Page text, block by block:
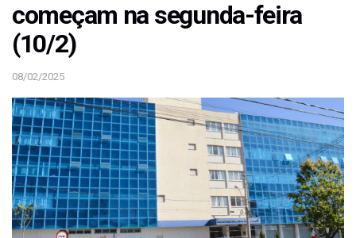
começam na segunda-feira
(10/2)
08/02/2025